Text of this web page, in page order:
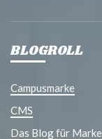
BLOGROLL
Campusmarke
CMS
Das Blog für